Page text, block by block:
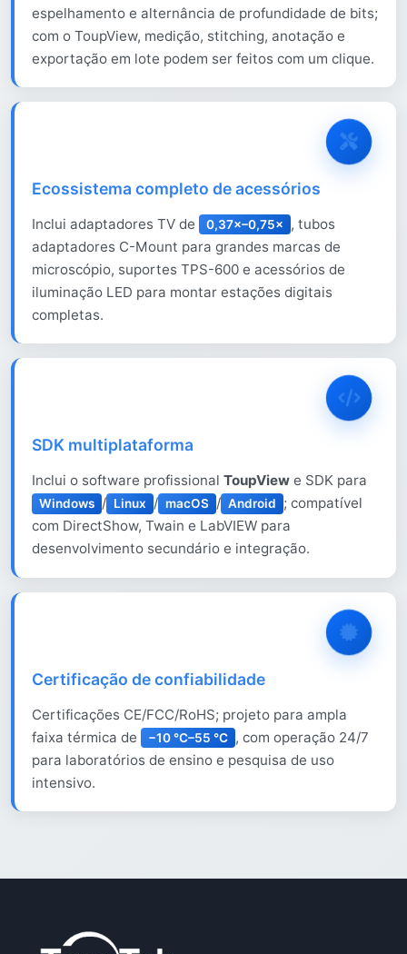
espelhamento e alternância de profundidade de bits;
com o ToupView, medição, stitching, anotação e
exportação em lote podem ser feitos com um clique.
Ecossistema completo de acessórios
Inclui adaptadores TV de 0,37×–0,75×
, tubos
adaptadores C-Mount para grandes marcas de
microscópio, suportes TPS-600 e acessórios de
iluminação LED para montar estações digitais
completas.
SDK multiplataforma
Inclui o software profissionalToupView e SDK para
Windows / Linux / macOS / Android
; compatível
com DirectShow, Twain e LabVIEW para
desenvolvimento secundário e integração.
Certificação de confiabilidade
Certificações CE/FCC/RoHS; projeto para ampla
faixa térmica de
−10 °C–55 °C , com operação 24/7
para laboratórios de ensino e pesquisa de uso
intensivo.